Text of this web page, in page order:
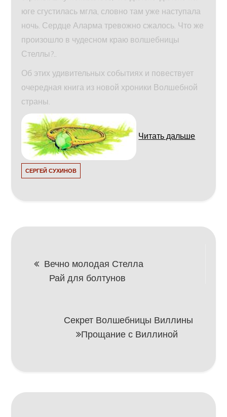
юге сгустилась мгла, словно там уже наступала
ночь. Сердце Аларма тревожно сжалось. Что же
произошло в чудесном краю волшебницы
Стеллы?..
Об этих удивительных событиях и повествует
очередная книга из новой хроники Волшебной
страны.
Читать дальше
СЕРГЕЙ СУХИНОВ
Навигация
записям
Вечно молодая Стелла
Рай для болтунов
Секрет Волшебницы Виллины
Прощание с Виллиной